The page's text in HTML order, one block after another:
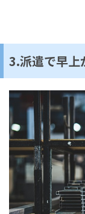
3.派遣で早上